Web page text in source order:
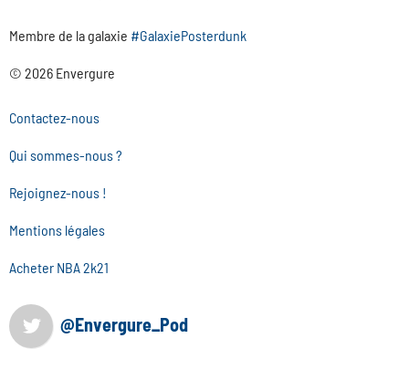
Membre de la galaxie #GalaxiePosterdunk
© 2026 Envergure
Contactez-nous
Qui sommes-nous ?
Rejoignez-nous !
Mentions légales
Acheter NBA 2k21
@Envergure_Pod